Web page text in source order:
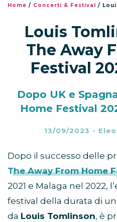
Home / Concerti & Festival / Louis
Louis
The Away
Festival
Dopo UK e
Home Festival
13/09/2023 -
Dopo il successo delle
The Away From Home
2021 e Malaga nel 2022,
festival della durata di
da Louis Tomlinson, è